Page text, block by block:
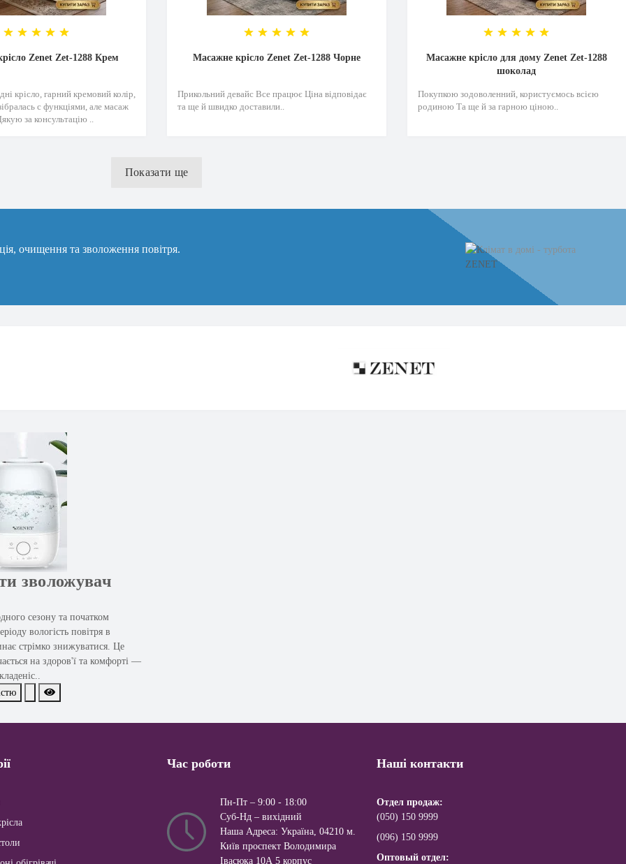
Zenet Zet-1288 Крем
крісло, гарний кремовий колір,
с функціями, але масаж
за консультацію ..
Масажне крісло Zenet Zet-1288 Чорне
Прикольний девайс Все працює Ціна відповідає
та ще й швидко доставили..
Масажне крісло для дому Zenet Zet-1288
шоколад
Покупкою зодоволенний, користуємось всією
родиною Та ще й за гарною ціною..
Показати ще
очищення та зволоження повітря.
зволожувач
сезону та початком
вологість повітря в
стрімко знижуватися. Це
на здоров'ї та комфорті —
Час роботи
Пн-Пт – 9:00 - 18:00
Суб-Нд – вихiдний
Наша Адреса: Україна, 04210 м.
Київ проспект Володимира
Івасюка 10А 5 корпус
Наші контакти
Отдел продаж:
(050) 150 9999
(096) 150 9999
Оптовый отдел: